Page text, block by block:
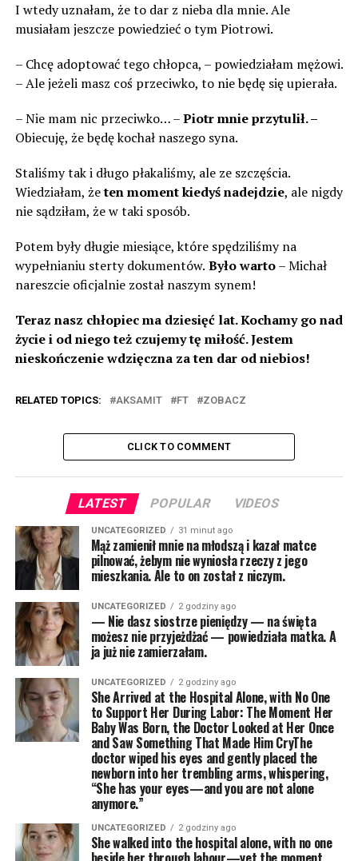
I wtedy uznałam, że to dar z nieba dla mnie. Ale
musiałam jeszcze powiedzieć o tym Piotrowi.
– Chcę adoptować tego chłopca, – powiedziałam mężowi.
– Ale jeżeli masz coś przeciwko, to nie będę się upierała.
– Nie mam nic przeciwko… –Piotr mnie przytulił. –
Obiecuję, że będę kochał naszego syna.
Staliśmy tak i długo płakaliśmy, ale ze szczęścia.
Wiedziałam, żeten moment kiedyś nadejdzie, ale nigdy
nie sądziłam, że w taki sposób.
Potem były długie miesiące, które spędziliśmy na
wypełnianiu sterty dokumentów. Było warto– Michał
nareszcie oficjalnie został naszym synem!
Teraz nasz chłopiec ma dziesięć lat. Kochamy go nad
życie i od niego też czujemy tę miłość. Jestem
nieskończenie wdzięczna za ten dar od niebios!
RELATED TOPICS: AKSAMIT FT ZOBACZ
CLICK TO COMMENT
LATEST POPULAR VIDEOS
UNCATEGORIZED 31 minut ago
Mąż zamienił mnie na młodszą i kazał matce
pilnować, żebym nie wyniosła rzeczy z jego
mieszkania. Ale to on został z niczym.
UNCATEGORIZED 2 godziny ago
— Nie dasz siostrze pieniędzy — na święta
możesz nie przyjeżdżać — powiedziała matka. A
ja już nie zamierzałam.
UNCATEGORIZED 2 godziny ago
She Arrived at the Hospital Alone, with No One
to Support Her During Labor: The Moment Her
Baby Was Born, the Doctor Looked at Her Once
and Saw Something That Made Him CryThe
doctor wiped his eyes and gently placed the
newborn into her trembling arms, whispering,
“She has your eyes—and you are not alone
anymore.”
UNCATEGORIZED 2 godziny ago
She walked into the hospital alone, with no one